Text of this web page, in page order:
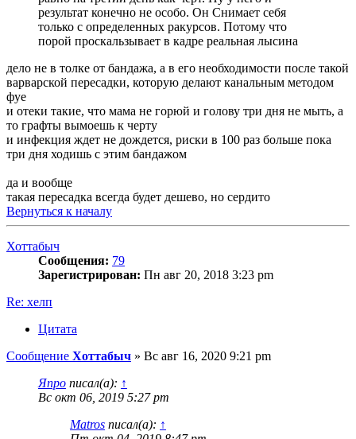
результат конечно не особо. Он Снимает себя
только с определенных ракурсов. Потому что
порой проскальзывает в кадре реальная лысина
дело не в толке от бандажа, а в его необходимости после такой
варварской пересадки, которую делают канальным методом
фуе
и отеки такие, что мама не горюй и голову три дня не мыть, а
то графты вымоешь к черту
и инфекция ждет не дождется, риски в 100 раз больше пока
три дня ходишь с этим бандажом
да и вообще
такая пересадка всегда будет дешево, но сердито
Вернуться к началу
Хоттабыч
Сообщения: 79
Зарегистрирован: Пн авг 20, 2018 3:23 pm
Re: хелп
Цитата
Сообщение Хоттабыч » Вс авг 16, 2020 9:21 pm
Япро писал(а): ↑
Вс окт 06, 2019 5:27 pm
Matros писал(а): ↑